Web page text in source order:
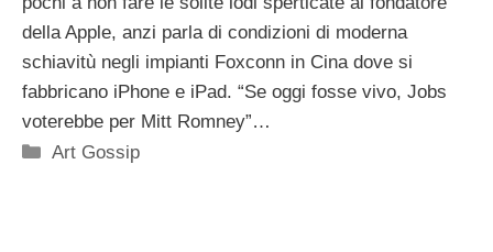
della Apple, anzi parla di condizioni di moderna
schiavitù negli impianti Foxconn in Cina dove si
fabbricano iPhone e iPad. “Se oggi fosse vivo, Jobs
voterebbe per Mitt Romney”…
Categorie
Art Gossip